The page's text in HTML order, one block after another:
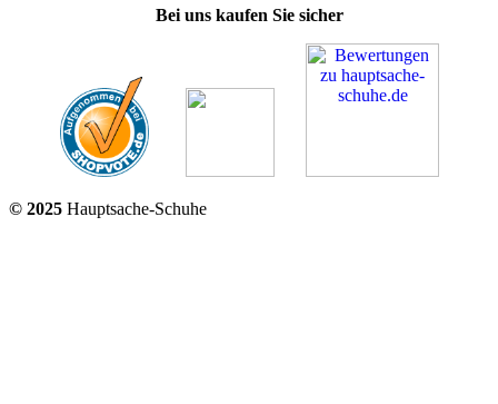
Bei uns kaufen Sie sicher
© 2025 Hauptsache-Schuhe